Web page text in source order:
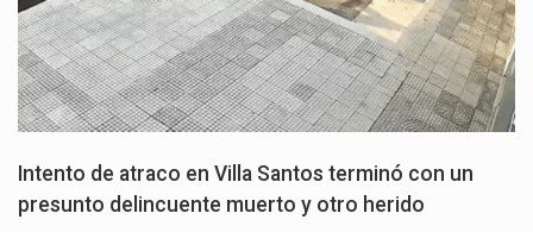
Intento de atraco en Villa Santos terminó con un
presunto delincuente muerto y otro herido